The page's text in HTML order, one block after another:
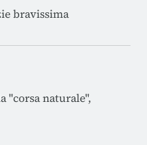
bravissima
"corsa naturale",